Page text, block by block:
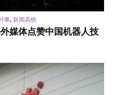
事, 新闻高铁
媒体点赞中国机器人技